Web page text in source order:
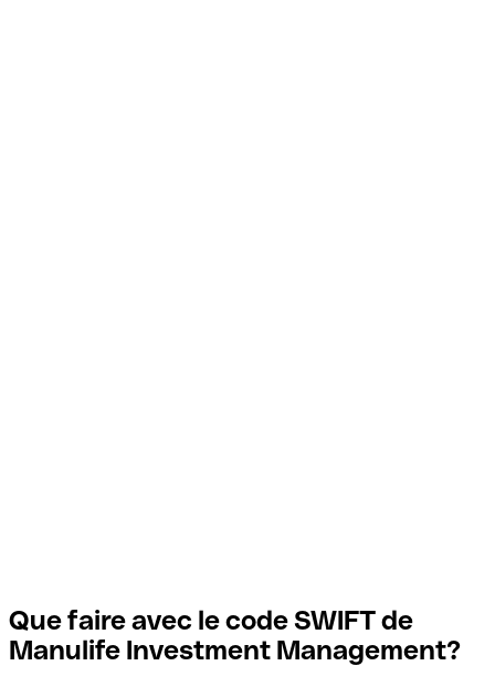
Que faire avec le code SWIFT de
Manulife Investment Management?